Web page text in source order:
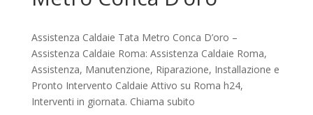
Assistenza Caldaie Tata Metro Conca D’oro –
Assistenza Caldaie Roma: Assistenza Caldaie Roma,
Assistenza, Manutenzione, Riparazione, Installazione e
Pronto Intervento Caldaie Attivo su Roma h24,
Interventi in giornata. Chiama subito